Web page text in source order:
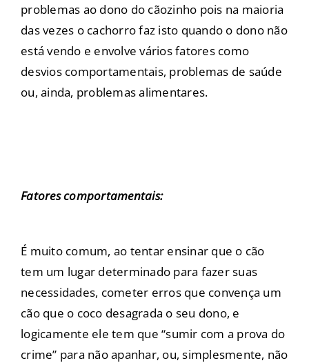
problemas ao dono do cãozinho pois na maioria
das vezes o cachorro faz isto quando o dono não
está vendo e envolve vários fatores como
desvios comportamentais, problemas de saúde
ou, ainda, problemas alimentares.
Fatores comportamentais:
É muito comum, ao tentar ensinar que o cão
tem um lugar determinado para fazer suas
necessidades, cometer erros que convença um
cão que o coco desagrada o seu dono, e
logicamente ele tem que “sumir com a prova do
crime” para não apanhar, ou, simplesmente, não